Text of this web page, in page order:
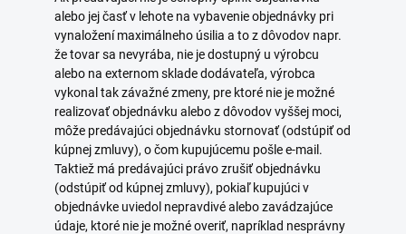
alebo jej časť v lehote na vybavenie objednávky pri
vynaložení maximálneho úsilia a to z dôvodov napr.
že tovar sa nevyrába, nie je dostupný u výrobcu
alebo na externom sklade dodávateľa, výrobca
vykonal tak závažné zmeny, pre ktoré nie je možné
realizovať objednávku alebo z dôvodov vyššej moci,
môže predávajúci objednávku stornovať (odstúpiť od
kúpnej zmluvy), o čom kupujúcemu pošle e-mail.
Taktiež má predávajúci právo zrušiť objednávku
(odstúpiť od kúpnej zmluvy), pokiaľ kupujúci v
objednávke uviedol nepravdivé alebo zavádzajúce
údaje, ktoré nie je možné overiť, napríklad nesprávny